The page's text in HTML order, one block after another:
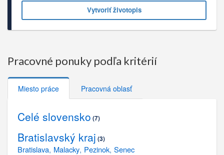
Vytvoriť životopis
Pracovné ponuky podľa kritérií
Miesto práce Pracovná oblasť
Celé slovensko 7
Bratislavský kraj 3
Bratislava Malacky Pezinok Senec